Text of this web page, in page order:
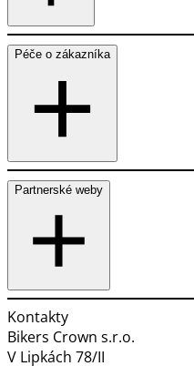
Péče o zákazníka
Partnerské weby
Kontakty
Bikers Crown s.r.o.
V Lipkách 78/II